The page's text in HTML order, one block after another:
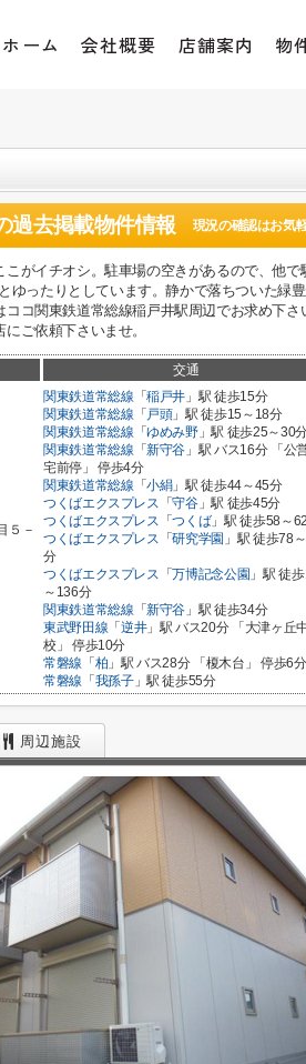
ホーム 会社概要 店舗案内 物
過去掲載物件情報 現況の確認はお気
こがイチオシ。駐車場の空きがあるので、他
ゆったりとしています。静かで落ちついた緑
ココ関東鉄道常総線稲戸井駅周辺でお求め下
ご依頼下さいませ。
交通
５－
関東鉄道常総線 「稲戸井 」駅 徒歩15分
関東鉄道常総線 「 戸頭」駅 徒歩15～18分
関東鉄道常総線 「ゆめみ野」駅 徒歩25～30
関東鉄道常総線 「新守谷 」駅 バス16分 「公
宅前停」 停歩4分
関東鉄道常総線 「小絹」駅 徒歩44～45分
つくばエクスプレス 「守谷」駅 徒歩45分
つくばエクスプレス 「つくば」駅 徒歩58～
つくばエクスプレス 「研究学園 」駅 徒歩78
分
つくばエクスプレス 「万博記念公園 」駅 徒
～136分
関東鉄道常総線 「新守谷 」駅 徒歩34分
東武野田線 「 逆井」駅 バス20分 「大津ヶ丘
校」 停歩10分
常磐線 「 柏 」駅 バス28分 「榎木台」 停歩6分
常磐線 「 我孫子」駅 徒歩55分
周辺施設